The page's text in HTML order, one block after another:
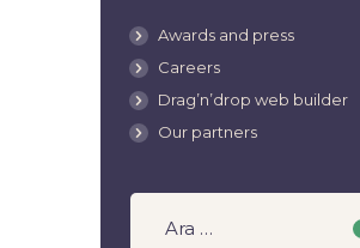
Awards and press
Careers
Drag’n’drop web builder
Our partners